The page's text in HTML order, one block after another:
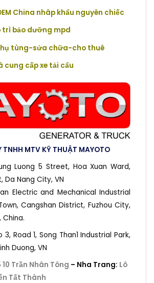
China nhâp khẩu nguyên chiếc
trì bảo dưỡng mpd
tùng-sửa chữa-cho thuê
cung cấp xe tải cẩu
TNHH MTV KỸ THUẬT MAYOTO
Luong 5 Street, Hoa Xuan Ward,
Da Nang City, VN
Electric and Mechanical Industrial
Cangshan District, Fuzhou City,
China.
3, Road 1, Song Than1 Industrial Park,
Duong, VN
10 Trần Nhân Tông – Nha Trang: Lô
Tất Thành